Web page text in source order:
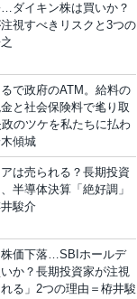
ダイキン株は買いか？
視すべきリスクと3つの
で政府のATM。給料の
と社会保険料で毟り取
のツケを私たちに払わ
傾城
は売られる？長期投資
半導体決算「絶好調」
駿介
価下落…SBIホールデ
か？長期投資家が注視
る」2つの理由＝栫井駿